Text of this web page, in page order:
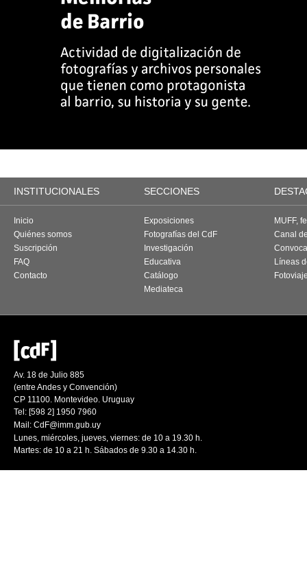
INSTITUCIONALES SECCIONES
Inicio
Quiénes somos
Suscripción
FAQ
Contacto
Exposiciones
Fotografías del CdF
Investigación
Educativa
Catálogo
Mediateca
MUFF,
Canal
Líneas
Av. 18 de Julio 885
(entre Andes y Convención)
CP 11100. Montevideo. Uruguay
Tel: [598 2] 1950 7960
Mail: CdF@imm.gub.uy
Lunes, miércoles, jueves, viernes: de 10 a 19.30 h.
Martes: de 10 a 21 h. Sábados de 9.30 a 14.30 h.